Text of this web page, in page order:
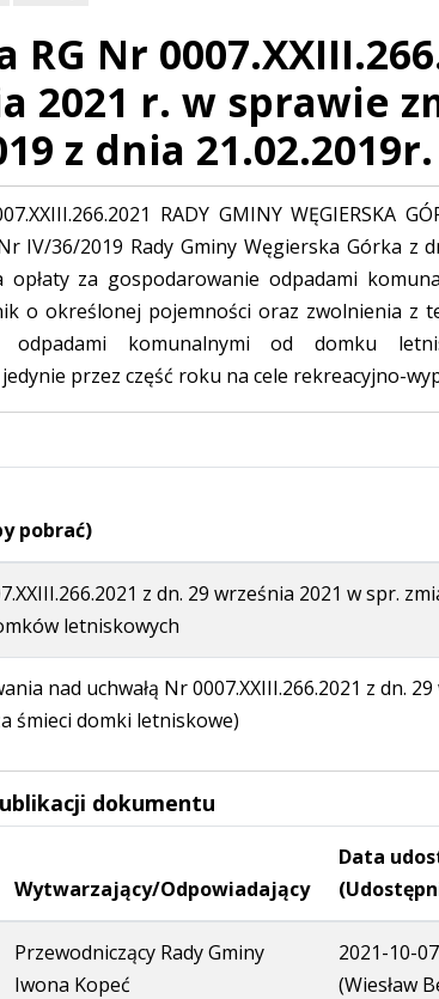
RG Nr
2021 r. w sprawie
z dnia 21.02.2019r.
RADY GMINY WĘGIERSKA
IV/36/2019 Rady Gminy Węgierska Górka
opłaty za gospodarowanie odpadami
o określonej pojemności oraz zwolnienia z
odpadami komunalnymi od domku
przez część roku na cele rekreacyjno-
pobrać)
z dn. 29 września 2021 w spr.
letniskowych
nad uchwałą Nr 0007.XXIII.266.2021 z dn.
śmieci domki letniskowe)
dokumentu
Wytwarzający/Odpowiadający
Data
Przewodniczący Rady Gminy
Iwona Kopeć
2021-10-
(Wiesław